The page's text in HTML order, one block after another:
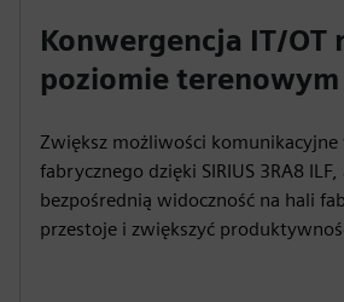
Konwergencja IT/OT
poziomie terenowym
Zwiększ możliwości komunikacyjne
fabrycznego dzięki SIRIUS 3RA8
bezpośrednią widoczność na hali
przestoje i zwiększyć